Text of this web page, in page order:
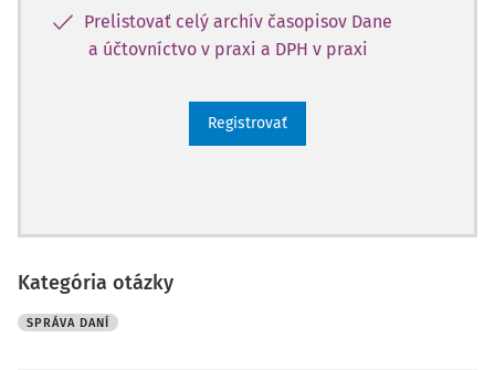
Prelistovať celý archív časopisov Dane
a účtovníctvo v praxi a DPH v praxi
Registrovať
Kategória otázky
SPRÁVA DANÍ